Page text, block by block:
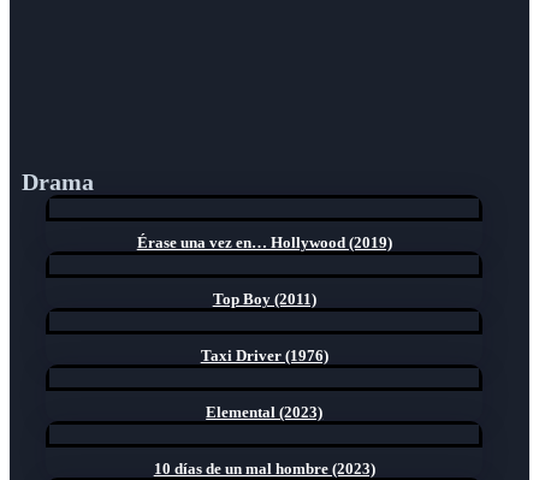
Drama
Érase una vez en… Hollywood (2019)
Top Boy (2011)
Taxi Driver (1976)
Elemental (2023)
10 días de un mal hombre (2023)